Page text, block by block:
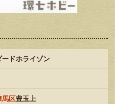
ードホライゾン
馬区豊玉上